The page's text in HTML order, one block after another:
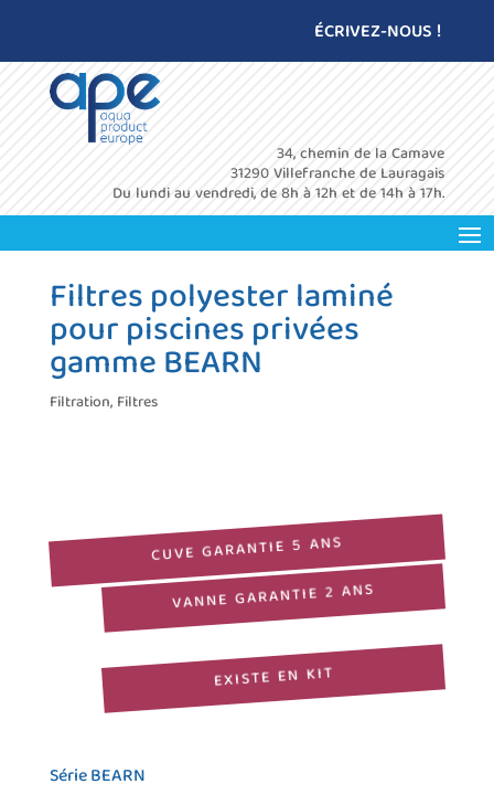
ÉCRIVEZ-NOUS !
34, chemin de la Camave
31290 Villefranche de Lauragais
Du lundi au vendredi, de 8h à 12h et de 14h à 17h.
Filtres polyester laminé
pour piscines privées
gamme BEARN
Filtration, Filtres
CUVE GARANTIE 5 ANS
VANNE GARANTIE 2 ANS
EXISTE EN KIT
Série BEARN